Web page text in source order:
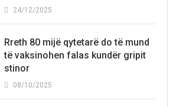
24/12/2025
Rreth 80 mijë qytetarë do të mund
të vaksinohen falas kundër gripit
stinor
08/10/2025